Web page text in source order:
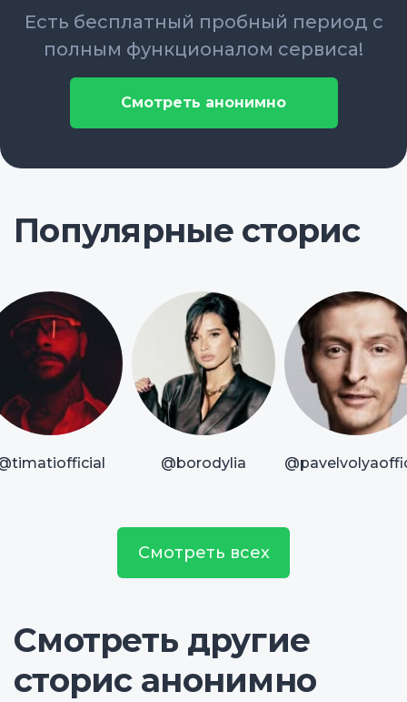
Есть бесплатный пробный период с
полным функционалом сервиса!
Смотреть анонимно
Популярные сторис
@borodylia
Смотреть всех
Смотреть другие
сторис анонимно